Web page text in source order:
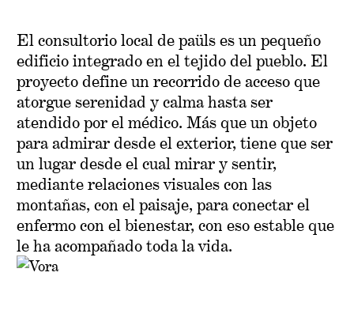
El consultorio local de paüls es un pequeño
edificio integrado en el tejido del pueblo. El
proyecto define un recorrido de acceso que
atorgue serenidad y calma hasta ser
atendido por el médico. Más que un objeto
para admirar desde el exterior, tiene que ser
un lugar desde el cual mirar y sentir,
mediante relaciones visuales con las
montañas, con el paisaje, para conectar el
enfermo con el bienestar, con eso estable que
le ha acompañado toda la vida.